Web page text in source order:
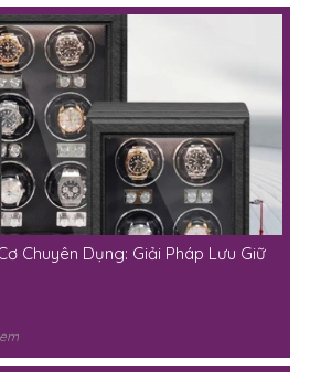
Chuyên Dụng: Giải Pháp Lưu Giữ